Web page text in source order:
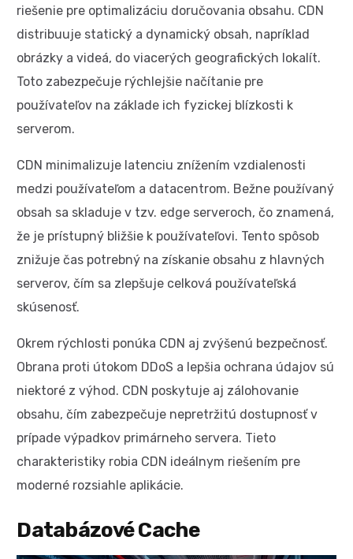
riešenie pre optimalizáciu doručovania obsahu. CDN
distribuuje statický a dynamický obsah, napríklad
obrázky a videá, do viacerých geografických lokalít.
Toto zabezpečuje rýchlejšie načítanie pre
používateľov na základe ich fyzickej blízkosti k
serverom.
CDN minimalizuje latenciu znížením vzdialenosti
medzi používateľom a datacentrom. Bežne používaný
obsah sa skladuje v tzv. edge serveroch, čo znamená,
že je prístupný bližšie k používateľovi. Tento spôsob
znižuje čas potrebný na získanie obsahu z hlavných
serverov, čím sa zlepšuje celková používateľská
skúsenosť.
Okrem rýchlosti ponúka CDN aj zvýšenú bezpečnosť.
Obrana proti útokom DDoS a lepšia ochrana údajov sú
niektoré z výhod. CDN poskytuje aj zálohovanie
obsahu, čím zabezpečuje nepretržitú dostupnosť v
prípade výpadkov primárneho servera. Tieto
charakteristiky robia CDN ideálnym riešením pre
moderné rozsiahle aplikácie.
Databázové Cache